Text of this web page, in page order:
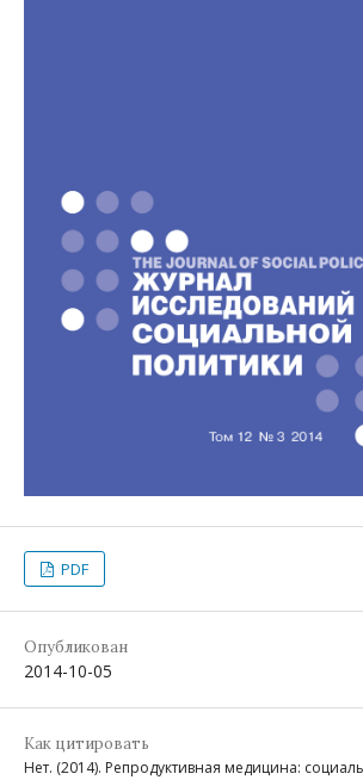
PDF
Опубликован
2014-10-05
Как цитировать
Нет. (2014). Репродуктивная медицина: